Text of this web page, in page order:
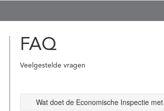
FAQ
Veelgestelde vragen
Wat doet de Economische Inspectie